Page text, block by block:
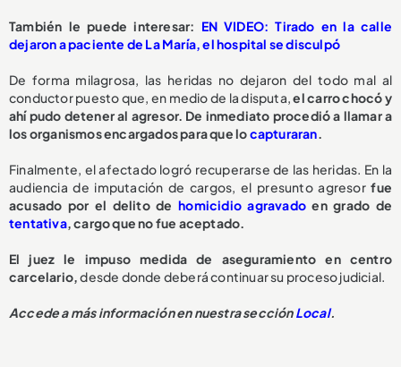
También le puede interesar: EN VIDEO: Tirado en la calle
dejaron a paciente de La María, el hospital se disculpó
De forma milagrosa, las heridas no dejaron del todo mal al
conductor puesto que, en medio de la disputa,el carro chocó y
ahí pudo detener al agresor. De inmediato procedió a llamar a
los organismos encargados para que locapturaran.
Finalmente, el afectado logró recuperarse de las heridas. En la
audiencia de imputación de cargos, el presunto agresorfue
acusado por el delito dehomicidio agravadoen grado de
tentativa, cargo que no fue aceptado.
El juez le impuso medida de aseguramiento en centro
carcelario,desde donde deberá continuar su proceso judicial.
Accede a más información en nuestra secciónLocal.